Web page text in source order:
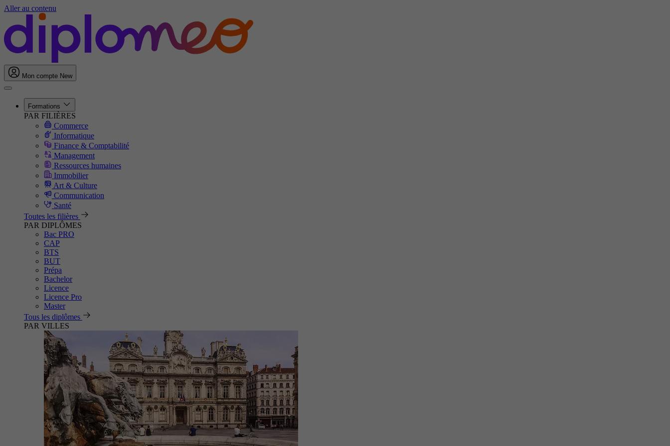
Aller au contenu
Mon compte New
Formations
PAR FILIÈRES
Commerce
Informatique
Finance & Comptabilité
Management
Ressources humaines
Immobilier
Art & Culture
Communication
Santé
Toutes les filières
PAR DIPLÔMES
Bac PRO
CAP
BTS
BUT
Prépa
Bachelor
Licence
Licence Pro
Master
Tous les diplômes
PAR VILLES